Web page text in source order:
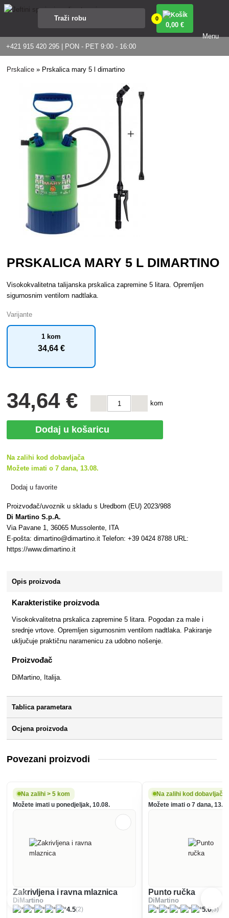
+421 915 420 295 | PON - PET 9:00 - 16:00
0
0,00 €
Menu
Prskalice » Prskalica mary 5 l dimartino
PRSKALICA MARY 5 L DIMARTINO
Visokokvalitetna talijanska prskalica zapremine 5 litara. Opremljen
sigurnosnim ventilom nadtlaka.
Varijante
1 kom
34,64 €
34,64 € kom
Dodaj u košaricu
Na zalihi kod dobavljača
Možete imati o 7 dana, 13.08.
Dodaj u favorite
Proizvođač/uvoznik u skladu s Uredbom (EU) 2023/988
Di Martino S.p.A.
Via Pavane 1, 36065 Mussolente, ITA
E-pošta: dimartino@dimartino.it Telefon: +39 0424 8788 URL:
https://www.dimartino.it
Opis proizvoda
Karakteristike proizvoda
Visokokvalitetna prskalica zapremine 5 litara. Pogodan za male i
srednje vrtove. Opremljen sigurnosnim ventilom nadtlaka. Pakiranje
uključuje praktičnu naramenicu za udobno nošenje.
Proizvođač
DiMartino, Italija.
Tablica parametara
Ocjena proizvoda
Povezani proizvodi
Na zalihi > 5 kom
Možete imati u ponedjeljak, 10.08.
Zakrivljena i ravna mlaznica
DiMartino
4.5(2)
Na zalihi kod dobavljača
Možete imati o 7 dana,
Punto ručka
DiMartino
5.0(3)